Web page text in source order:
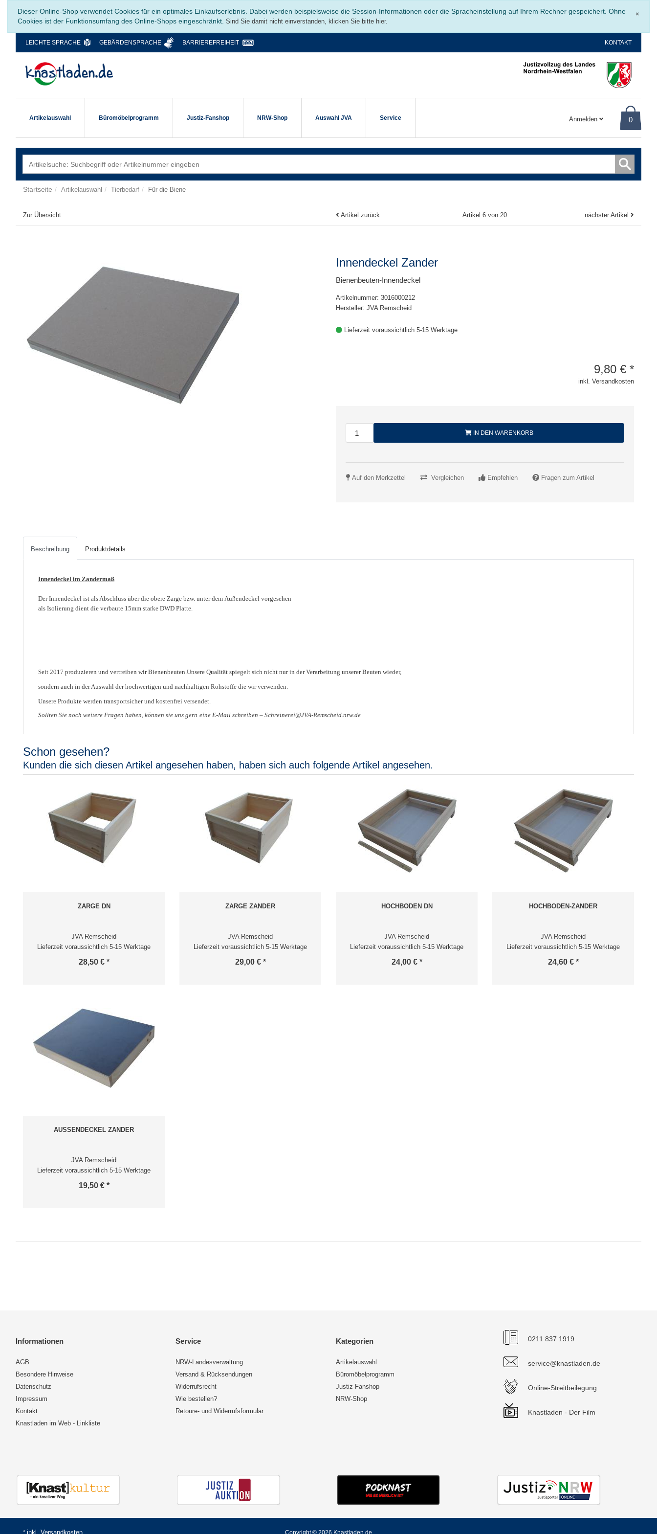
×
Dieser Online-Shop verwendet Cookies für ein optimales Einkaufserlebnis. Dabei werden beispielsweise die Session-Informationen oder die Spracheinstellung auf Ihrem Rechner gespeichert. Ohne
Cookies ist der Funktionsumfang des Online-Shops eingeschränkt. Sind Sie damit nicht einverstanden, klicken Sie bitte hier.
LEICHTE SPRACHE GEBÄRDENSPRACHE BARRIEREFREIHEIT KONTAKT
Artikelauswahl Büromöbelprogramm Justiz-Fanshop NRW-Shop Auswahl JVA Service Anmelden 0
Startseite Artikelauswahl Tierbedarf Für die Biene
Zur Übersicht Artikel zurück Artikel 6 von 20 nächster Artikel
Innendeckel Zander
Bienenbeuten-Innendeckel
Artikelnummer: 3016000212
Hersteller: JVA Remscheid
Lieferzeit voraussichtlich 5-15 Werktage
9,80 € *
inkl. Versandkosten
IN DEN WARENKORB
Auf den Merkzettel Vergleichen Empfehlen Fragen zum Artikel
Beschreibung Produktdetails
Innendeckel im Zandermaß
Der Innendeckel ist als Abschluss über die obere Zarge bzw. unter dem Außendeckel vorgesehen
als Isolierung dient die verbaute 15mm starke DWD Platte.
Seit 2017 produzieren und vertreiben wir Bienenbeuten.Unsere Qualität spiegelt sich nicht nur in der Verarbeitung unserer Beuten wieder,
sondern auch in der Auswahl der hochwertigen und nachhaltigen Rohstoffe die wir verwenden.
Unsere Produkte werden transportsicher und kostenfrei versendet.
Sollten Sie noch weitere Fragen haben, können sie uns gern eine E-Mail schreiben – Schreinerei@JVA-Remscheid.nrw.de
Schon gesehen?
Kunden die sich diesen Artikel angesehen haben, haben sich auch folgende Artikel angesehen.
ZARGE DN
JVA Remscheid
Lieferzeit voraussichtlich 5-15 Werktage
28,50 € *
ZARGE ZANDER
JVA Remscheid
Lieferzeit voraussichtlich 5-15 Werktage
29,00 € *
HOCHBODEN DN
JVA Remscheid
Lieferzeit voraussichtlich 5-15 Werktage
24,00 € *
HOCHBODEN-ZANDER
JVA Remscheid
Lieferzeit voraussichtlich 5-15 Werktage
24,60 € *
AUSSENDECKEL ZANDER
JVA Remscheid
Lieferzeit voraussichtlich 5-15 Werktage
19,50 € *
Informationen
AGB
Besondere Hinweise
Datenschutz
Impressum
Kontakt
Knastladen im Web - Linkliste
Service
NRW-Landesverwaltung
Versand & Rücksendungen
Widerrufsrecht
Wie bestellen?
Retoure- und Widerrufsformular
Kategorien
Artikelauswahl
Büromöbelprogramm
Justiz-Fanshop
NRW-Shop
0211 837 1919
service@knastladen.de
Online-Streitbeilegung
Knastladen - Der Film
* inkl. Versandkosten Copyright © 2026 Knastladen.de